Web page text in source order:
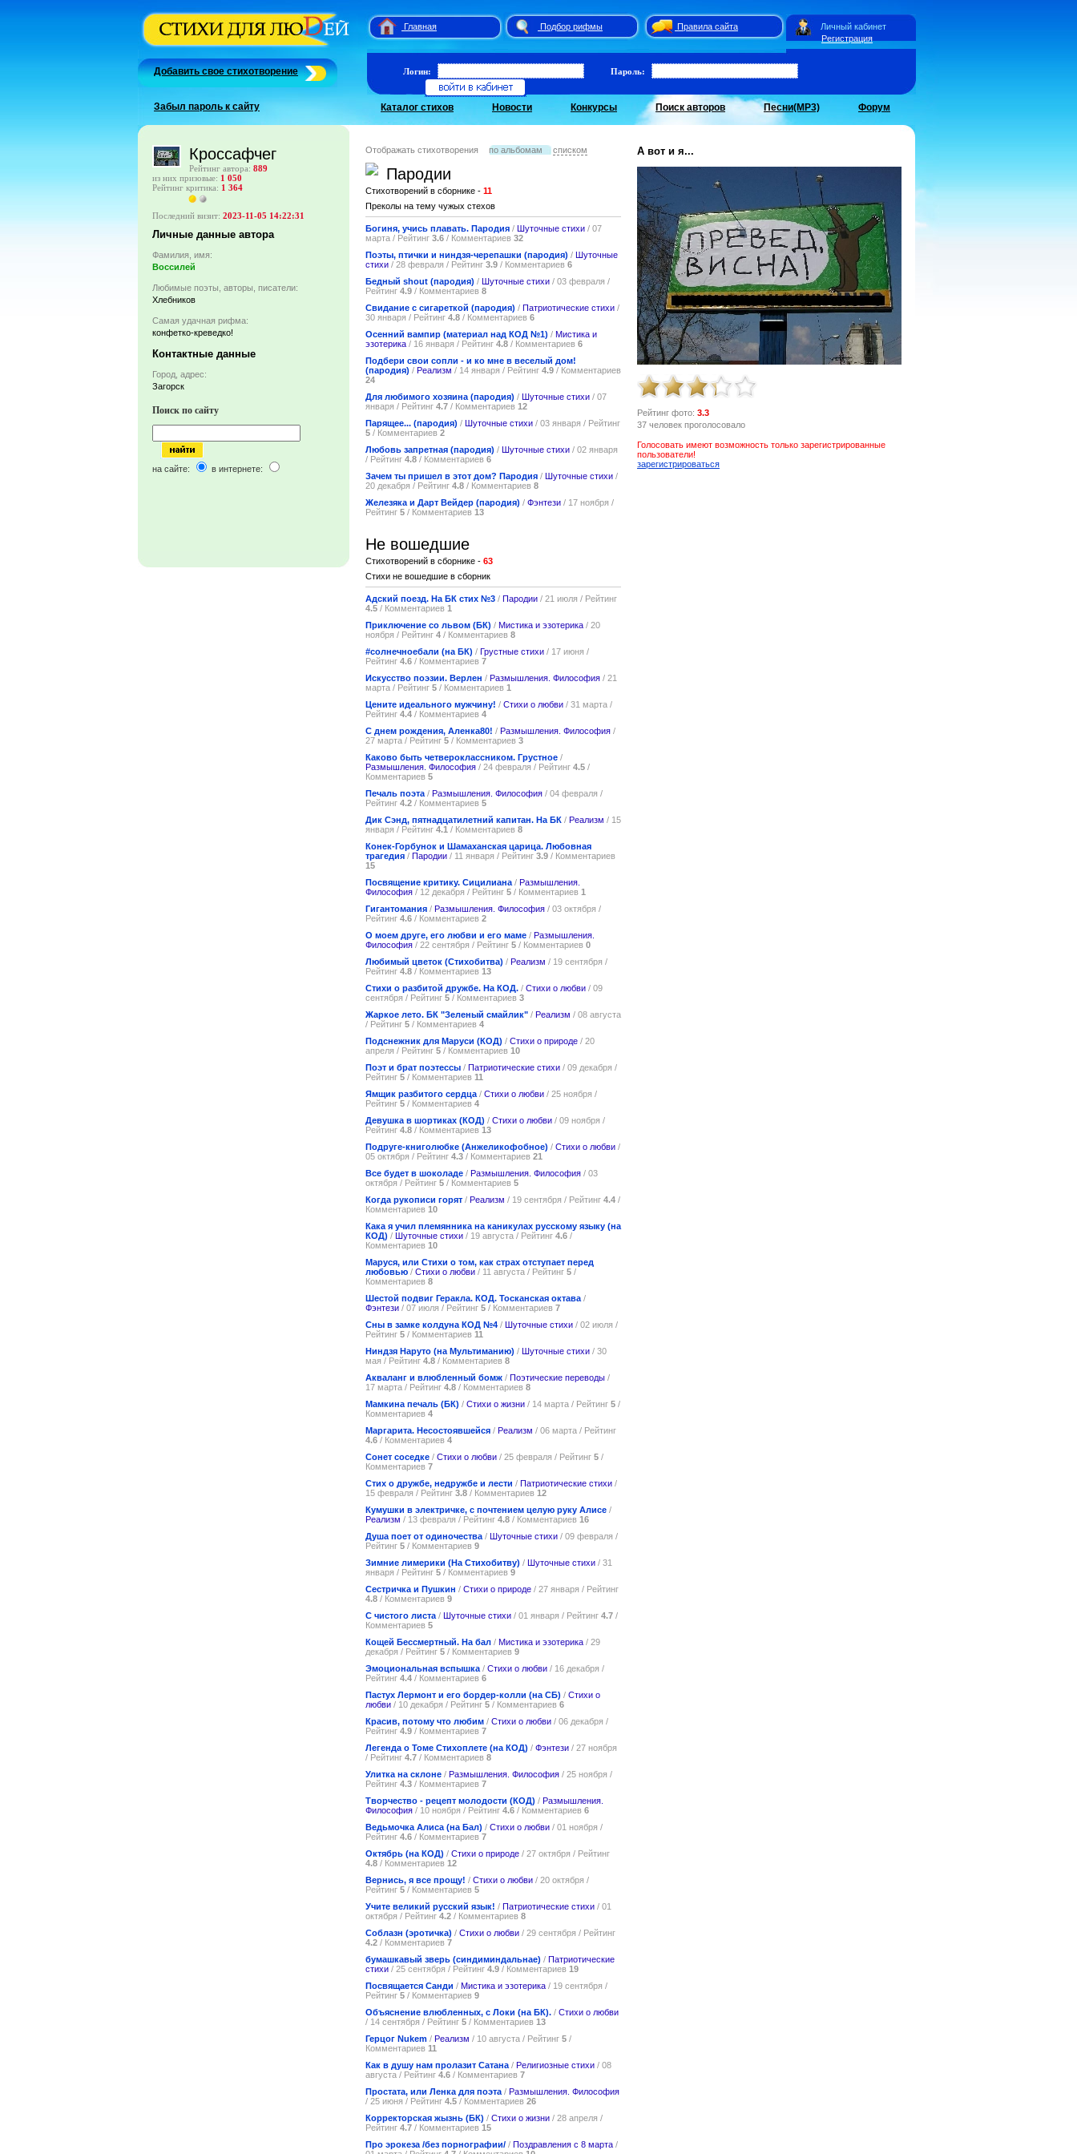
Главная Подбор рифмы
Правила сайта
Регистрация
Личный кабинет
Добавить свое стихотворение
Забыл пароль к сайту
Логин: Пароль:
Каталог стихов Новости Конкурсы Поиск авторов Песни(MP3) Форум
Кроссафчег
Рейтинг автора: 889
из них призовые: 1 050
Рейтинг критика: 1 364
Последний визит: 2023-11-05 14:22:31
Личные данные автора
Фамилия, имя:
Воссилей
Любимые поэты, авторы, писатели:
Хлебников
Самая удачная рифма:
конфетко-креведко!
Контактные данные
Город, адрес:
Загорск
Поиск по сайту
на сайте: в интернете:
Отображать стихотворения по альбомам списком
Пародии
Стихотворений в сборнике - 11
Преколы на тему чужых стехов
Богиня, учись плавать. Пародия / Шуточные стихи / 07
марта / Рейтинг 3.6 / Комментариев 32
Поэты, птички и ниндзя-черепашки (пародия) /
Шуточные
стихи / 28 февраля / Рейтинг 3.9 / Комментариев 6
Бедный shout (пародия) / Шуточные стихи / 03 февраля /
Рейтинг 4.9 / Комментариев 8
Свидание с сигареткой (пародия) / Патриотические стихи /
30 января / Рейтинг 4.8 / Комментариев 6
Осенний вампир (материал над КОД №1) / Мистика и
эзотерика / 16 января / Рейтинг 4.8 / Комментариев 6
Подбери свои сопли - и ко мне в веселый дом!
(пародия) / Реализм / 14 января / Рейтинг 4.9 / Комментариев
24
Для любимого хозяина (пародия) / Шуточные стихи / 07
января / Рейтинг 4.7 / Комментариев 12
Парящее... (пародия) / Шуточные стихи / 03 января / Рейтинг
5 / Комментариев 2
Любовь запретная (пародия) / Шуточные стихи / 02 января
/ Рейтинг 4.8 / Комментариев 6
Зачем ты пришел в этот дом? Пародия / Шуточные стихи /
20 декабря / Рейтинг 4.8 / Комментариев 8
Железяка и Дарт Вейдер (пародия) / Фэнтези / 17 ноября /
Рейтинг 5 / Комментариев 13
Не вошедшие
Стихотворений в сборнике - 63
Стихи не вошедшие в сборник
Адский поезд. На БК стих №3 / Пародии / 21 июля / Рейтинг
4.5 / Комментариев 1
Приключение со львом (БК) / Мистика и эзотерика / 20
ноября / Рейтинг 4 / Комментариев 8
#солнечноебали (на БК) / Грустные стихи / 17 июня /
Рейтинг 4.6 / Комментариев 7
Искусство поэзии. Верлен / Размышления. Философия / 21
марта / Рейтинг 5 / Комментариев 1
Цените идеального мужчину! / Стихи о любви / 31 марта /
Рейтинг 4.4 / Комментариев 4
С днем рождения, Аленка80! / Размышления. Философия /
27 марта / Рейтинг 5 / Комментариев 3
Каково быть четвероклассником. Грустное /
Размышления. Философия / 24 февраля / Рейтинг 4.5 /
Комментариев 5
Печаль поэта / Размышления. Философия / 04 февраля /
Рейтинг 4.2 / Комментариев 5
Дик Сэнд, пятнадцатилетний капитан. На БК / Реализм / 15
января / Рейтинг 4.1 / Комментариев 8
Конек-Горбунок и Шамаханская царица. Любовная
трагедия / Пародии / 11 января / Рейтинг 3.9 / Комментариев
15
Посвящение критику. Сицилиана / Размышления.
Философия / 12 декабря / Рейтинг 5 / Комментариев 1
Гигантомания / Размышления. Философия / 03 октября /
Рейтинг 4.6 / Комментариев 2
О моем друге, его любви и его маме / Размышления.
Философия / 22 сентября / Рейтинг 5 / Комментариев 0
Любимый цветок (Стихобитва) / Реализм / 19 сентября /
Рейтинг 4.8 / Комментариев 13
Стихи о разбитой дружбе. На КОД. / Стихи о любви / 09
сентября / Рейтинг 5 / Комментариев 3
Жаркое лето. БК "Зеленый смайлик" / Реализм / 08 августа
/ Рейтинг 5 / Комментариев 4
Подснежник для Маруси (КОД) / Стихи о природе / 20
апреля / Рейтинг 5 / Комментариев 10
Поэт и брат поэтессы / Патриотические стихи / 09 декабря /
Рейтинг 5 / Комментариев 11
Ямщик разбитого сердца / Стихи о любви / 25 ноября /
Рейтинг 5 / Комментариев 4
Девушка в шортиках (КОД) / Стихи о любви / 09 ноября /
Рейтинг 4.8 / Комментариев 13
Подруге-книголюбке (Анжеликофобное) / Стихи о любви /
05 октября / Рейтинг 4.3 / Комментариев 21
Все будет в шоколаде / Размышления. Философия / 03
октября / Рейтинг 5 / Комментариев 5
Когда рукописи горят / Реализм / 19 сентября / Рейтинг 4.4 /
Комментариев 10
Кака я учил племянника на каникулах русскому языку (на
КОД) / Шуточные стихи / 19 августа / Рейтинг 4.6 /
Комментариев 10
Маруся, или Стихи о том, как страх отступает перед
любовью / Стихи о любви / 11 августа / Рейтинг 5 /
Комментариев 8
Шестой подвиг Геракла. КОД. Тосканская октава /
Фэнтези / 07 июля / Рейтинг 5 / Комментариев 7
Сны в замке колдуна КОД №4 / Шуточные стихи / 02 июля /
Рейтинг 5 / Комментариев 11
Ниндзя Наруто (на Мультиманию) / Шуточные стихи / 30
мая / Рейтинг 4.8 / Комментариев 8
Акваланг и влюбленный бомж / Поэтические переводы /
17 марта / Рейтинг 4.8 / Комментариев 8
Мамкина печаль (БК) / Стихи о жизни / 14 марта / Рейтинг 5 /
Комментариев 4
Маргарита. Несостоявшейся / Реализм / 06 марта / Рейтинг
4.6 / Комментариев 4
Сонет соседке / Стихи о любви / 25 февраля / Рейтинг 5 /
Комментариев 7
Стих о дружбе, недружбе и лести / Патриотические стихи /
15 февраля / Рейтинг 3.8 / Комментариев 12
Кумушки в электричке, с почтением целую руку Алисе /
Реализм / 13 февраля / Рейтинг 4.8 / Комментариев 16
Душа поет от одиночества / Шуточные стихи / 09 февраля /
Рейтинг 5 / Комментариев 9
Зимние лимерики (На Стихобитву) / Шуточные стихи / 31
января / Рейтинг 5 / Комментариев 9
Сестричка и Пушкин / Стихи о природе / 27 января / Рейтинг
4.8 / Комментариев 9
С чистого листа / Шуточные стихи / 01 января / Рейтинг 4.7 /
Комментариев 5
Кощей Бессмертный. На бал / Мистика и эзотерика / 29
декабря / Рейтинг 5 / Комментариев 9
Эмоциональная вспышка / Стихи о любви / 16 декабря /
Рейтинг 4.4 / Комментариев 6
Пастух Лермонт и его бордер-колли (на СБ) / Стихи о
любви / 10 декабря / Рейтинг 5 / Комментариев 6
Красив, потому что любим / Стихи о любви / 06 декабря /
Рейтинг 4.9 / Комментариев 7
Легенда о Томе Стихоплете (на КОД) / Фэнтези / 27 ноября
/ Рейтинг 4.7 / Комментариев 8
Улитка на склоне / Размышления. Философия / 25 ноября /
Рейтинг 4.3 / Комментариев 7
Творчество - рецепт молодости (КОД) / Размышления.
Философия / 10 ноября / Рейтинг 4.6 / Комментариев 6
Ведьмочка Алиса (на Бал) / Стихи о любви / 01 ноября /
Рейтинг 4.6 / Комментариев 7
Октябрь (на КОД) / Стихи о природе / 27 октября / Рейтинг
4.8 / Комментариев 12
Вернись, я все прощу! / Стихи о любви / 20 октября /
Рейтинг 5 / Комментариев 5
Учите великий русский язык! / Патриотические стихи / 01
октября / Рейтинг 4.2 / Комментариев 8
Соблазн (эротичка) / Стихи о любви / 29 сентября / Рейтинг
4.2 / Комментариев 7
бумашкавый зверь (синдиминдальнае) / Патриотические
стихи / 25 сентября / Рейтинг 4.9 / Комментариев 19
Посвящается Санди / Мистика и эзотерика / 19 сентября /
Рейтинг 5 / Комментариев 9
Объяснение влюбленных, с Локи (на БК). / Стихи о любви
/ 14 сентября / Рейтинг 5 / Комментариев 13
Герцог Nukem / Реализм / 10 августа / Рейтинг 5 /
Комментариев 11
Как в душу нам пролазит Сатана / Религиозные стихи / 08
августа / Рейтинг 4.6 / Комментариев 7
Простата, или Ленка для поэта / Размышления. Философия
/ 25 июня / Рейтинг 4.5 / Комментариев 26
Корректорская жызнь (БК) / Стихи о жизни / 28 апреля /
Рейтинг 4.7 / Комментариев 15
Про эрокеза /без порнографии/ / Поздравления с 8 марта /
А вот и я...
Рейтинг фото: 3.3
37 человек проголосовало
Голосовать имеют возможность только зарегистрированные
пользователи!
зарегистрироваться